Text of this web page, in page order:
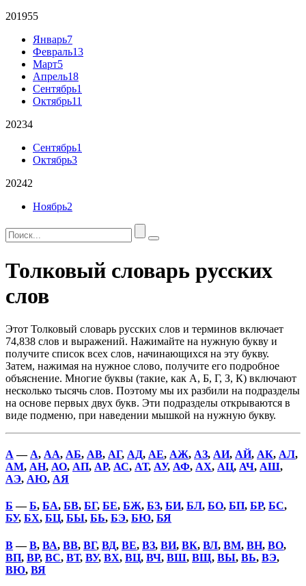
201955
Январь7
Февраль13
Март5
Апрель18
Сентябрь1
Октябрь11
20234
Сентябрь1
Октябрь3
20242
Ноябрь2
Толковый словарь русских
слов
Этот Толковый словарь русских слов и терминов включает
74,838 слов и выражений. Нажимайте на нужную букву и
получите список всех слов, начинающихся на эту букву.
Затем, нажимая на нужное слово, получите его подробное
объяснение. Многие буквы (такие, как А, Б, Г, З, К) включают
несколько тысячь слов. Поэтому мы их разбили на подразделы
на основе первых двух букв. Эти подразделы открываются в
виде подменю, при наведении мышкой на нужную букву.
А — А, АА, АБ, АВ, АГ, АД, АЕ, АЖ, АЗ, АИ, АЙ, АК, АЛ,
АМ, АН, АО, АП, АР, АС, АТ, АУ, АФ, АХ, АЦ, АЧ, АШ,
АЭ, АЮ, АЯ
Б —Б, БА, БВ, БГ, БЕ, БЖ, БЗ, БИ, БЛ, БО, БП, БР, БС,
БУ, БХ, БЦ, БЫ, БЬ, БЭ, БЮ, БЯ
В—В, ВА, ВВ, ВГ, ВД, ВЕ, ВЗ, ВИ, ВК, ВЛ, ВМ, ВН, ВО,
ВП, ВР, ВС, ВТ, ВУ, ВХ, ВЦ, ВЧ, ВШ, ВЩ, ВЫ, ВЬ, ВЭ,
ВЮ, ВЯ